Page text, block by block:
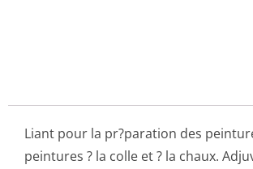
Liant pour la pr?paration des
peintures ? la colle et ? la chaux.